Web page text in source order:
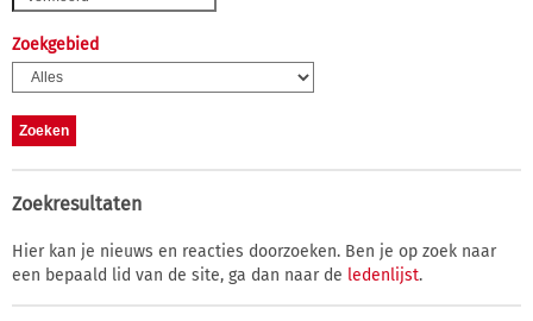
Zoekgebied
Zoekresultaten
Hier kan je nieuws en reacties doorzoeken. Ben je op zoek naar
een bepaald lid van de site, ga dan naar de ledenlijst.